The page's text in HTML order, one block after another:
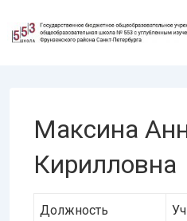
Перейти
Максина
Кирилловна
Должность